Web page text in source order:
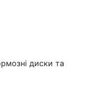
диски та